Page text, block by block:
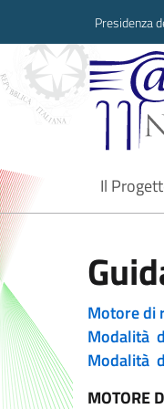
Presidenza
Il
current
Motore di
Modalità
Modalità
MOTORE